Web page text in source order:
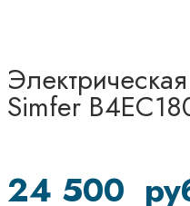
Simfer
24 500